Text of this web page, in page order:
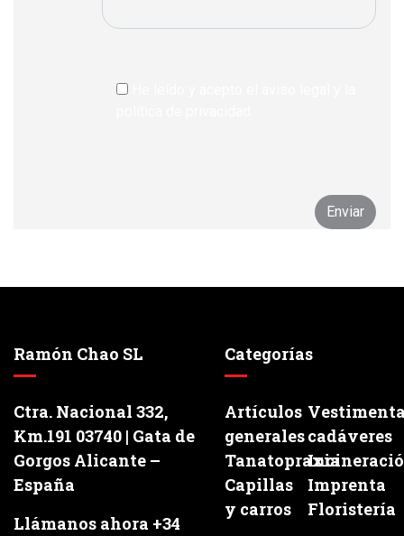
Ramón Chao SL
Ctra. Nacional 332,
Km.191 03740 | Gata de
Gorgos Alicante –
España
Llámanos ahora +34
Categorías
Artículos
generalescadáveres
Tanatopraxia
Capillas
y carros
Imprenta
Floristería